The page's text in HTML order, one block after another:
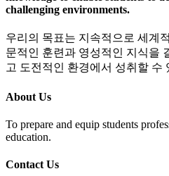
challenging environments.
우리의 목표는 지속적으로 세계
문적인 훈련과 영성적인 지식을
고 도전적인 환경에서 성취할 수
About Us
To prepare and equip students
education.
Contact Us